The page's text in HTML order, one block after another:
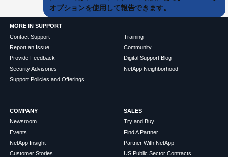
オプションを使用して報告できます。
MORE IN SUPPORT
Contact Support
Report an Issue
Provide Feedback
Security Advisories
Support Policies and Offerings
Training
Community
Digital Support Blog
NetApp Neighborhood
COMPANY
Newsroom
Events
NetApp Insight
Customer Stories
SALES
Try and Buy
Find A Partner
Partner With NetApp
US Public Sector Contracts